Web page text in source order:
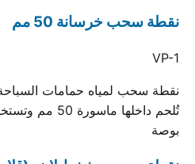
نقطة سحب خرسانة 50 مم
VP-1
نقطة سحب لمياه حمامات السباحة
بوصة